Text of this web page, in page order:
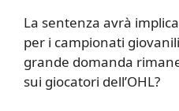
La sentenza avrà
per i campionati
grande domanda
sui giocatori dell’OHL?